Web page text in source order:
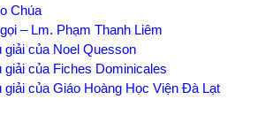
Chúa
– Lm. Phạm Thanh Liêm
giải của Noel Quesson
giải của Fiches Dominicales
giải của Giáo Hoàng Học Viện Đà Lạt